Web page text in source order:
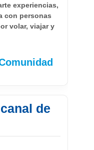
experiencias,
con personas
volar, viajar y
de